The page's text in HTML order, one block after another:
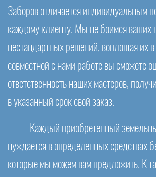
Заборов отличается индивидуальным
каждому клиенту. Мы не боимся ваших
нестандартных решений, воплощая их
совместной с нами работе вы сможете
ответственность наших мастеров,
в указанный срок свой заказ.
Каждый приобретенный
нуждается в определенных средствах
которые мы можем вам предложить. К